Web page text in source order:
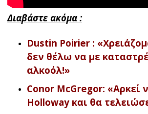
Διαβάστε ακόμα :
Dustin Poirier :
δεν θέλω να με
αλκοόλ!»
Conor McGregor: «Αρκεί
Holloway και θα